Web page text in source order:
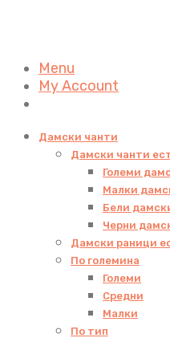
Menu
My Account
Дамски чанти
Дамски чанти
Големи
Малки
Бели
Черни
Дамски раници
По големина
Големи
Средни
Малки
По тип